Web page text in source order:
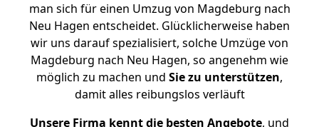
man sich für einen Umzug von Magdeburg nach
Neu Hagen entscheidet. Glücklicherweise haben
wir uns darauf spezialisiert, solche Umzüge von
Magdeburg nach Neu Hagen, so angenehm wie
möglich zu machen und Sie zu unterstützen,
damit alles reibungslos verläuft
Unsere Firma kennt die besten Angebote, und